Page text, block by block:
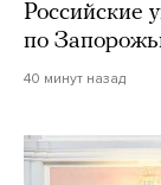
Российские
по
40 минут назад